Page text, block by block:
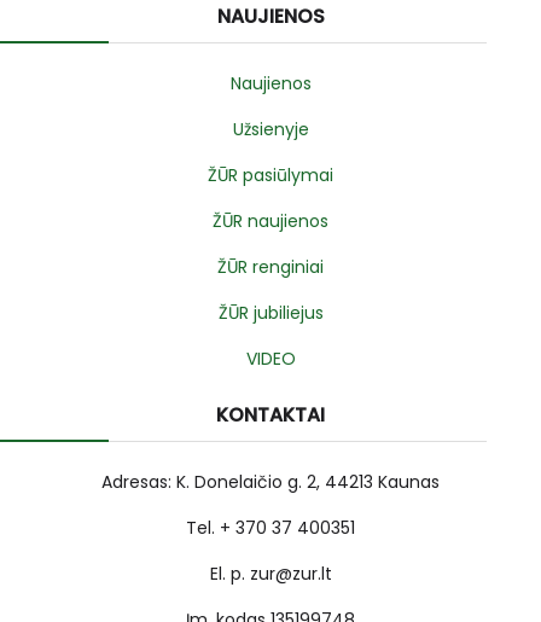
NAUJIENOS
Naujienos
Užsienyje
ŽŪR pasiūlymai
ŽŪR naujienos
ŽŪR renginiai
ŽŪR jubiliejus
VIDEO
KONTAKTAI
Adresas: K. Donelaičio g. 2, 44213 Kaunas
Tel. + 370 37 400351
El. p. zur@zur.lt